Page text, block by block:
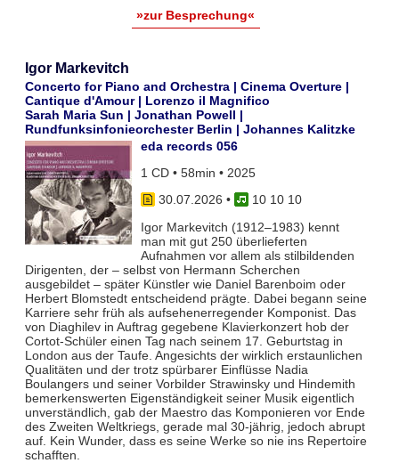
»zur Besprechung«
Igor Markevitch
Concerto for Piano and Orchestra | Cinema Overture |
Cantique d'Amour | Lorenzo il Magnifico
Sarah Maria Sun | Jonathan Powell |
Rundfunksinfonieorchester Berlin | Johannes Kalitzke
eda records 056
1 CD • 58min • 2025
30.07.2026 •
10 10 10
Igor Markevitch (1912–1983) kennt
man mit gut 250 überlieferten
Aufnahmen vor allem als stilbildenden
Dirigenten, der – selbst von Hermann Scherchen
ausgebildet – später Künstler wie Daniel Barenboim oder
Herbert Blomstedt entscheidend prägte. Dabei begann seine
Karriere sehr früh als aufsehenerregender Komponist. Das
von Diaghilev in Auftrag gegebene Klavierkonzert hob der
Cortot-Schüler einen Tag nach seinem 17. Geburtstag in
London aus der Taufe. Angesichts der wirklich erstaunlichen
Qualitäten und der trotz spürbarer Einflüsse Nadia
Boulangers und seiner Vorbilder Strawinsky und Hindemith
bemerkenswerten Eigenständigkeit seiner Musik eigentlich
unverständlich, gab der Maestro das Komponieren vor Ende
des Zweiten Weltkriegs, gerade mal 30-jährig, jedoch abrupt
auf. Kein Wunder, dass es seine Werke so nie ins Repertoire
schafften.